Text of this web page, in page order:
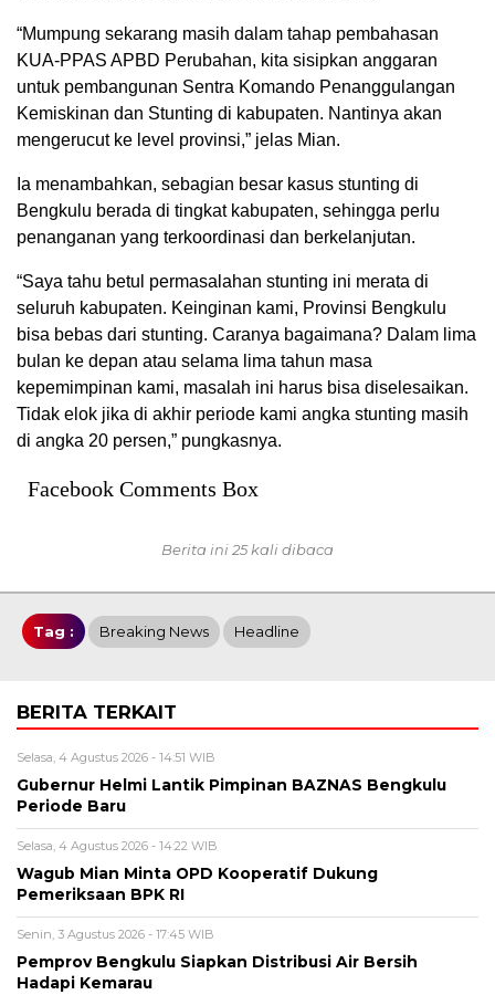
“Mumpung sekarang masih dalam tahap pembahasan
KUA-PPAS APBD Perubahan, kita sisipkan anggaran
untuk pembangunan Sentra Komando Penanggulangan
Kemiskinan dan Stunting di kabupaten. Nantinya akan
mengerucut ke level provinsi,” jelas Mian.
Ia menambahkan, sebagian besar kasus stunting di
Bengkulu berada di tingkat kabupaten, sehingga perlu
penanganan yang terkoordinasi dan berkelanjutan.
“Saya tahu betul permasalahan stunting ini merata di
seluruh kabupaten. Keinginan kami, Provinsi Bengkulu
bisa bebas dari stunting. Caranya bagaimana? Dalam lima
bulan ke depan atau selama lima tahun masa
kepemimpinan kami, masalah ini harus bisa diselesaikan.
Tidak elok jika di akhir periode kami angka stunting masih
di angka 20 persen,” pungkasnya.
Facebook Comments Box
Berita ini 25 kali dibaca
Tag : Breaking News Headline
BERITA TERKAIT
Selasa, 4 Agustus 2026 - 14:51 WIB
Gubernur Helmi Lantik Pimpinan BAZNAS Bengkulu
Periode Baru
Selasa, 4 Agustus 2026 - 14:22 WIB
Wagub Mian Minta OPD Kooperatif Dukung
Pemeriksaan BPK RI
Senin, 3 Agustus 2026 - 17:45 WIB
Pemprov Bengkulu Siapkan Distribusi Air Bersih
Hadapi Kemarau